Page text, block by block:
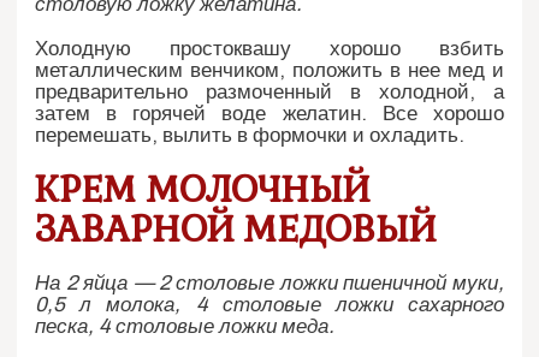
Холодную простоквашу хорошо взбить
металлическим венчиком, положить в нее мед и
предварительно размоченный в холодной, а
затем в горячей воде желатин. Все хорошо
перемешать, вылить в формочки и охладить.
КРЕМ МОЛОЧНЫЙ
ЗАВАРНОЙ МЕДОВЫЙ
На 2 яйца — 2 столовые ложки пшеничной муки,
0,5 л молока, 4 столовые ложки сахарного
песка, 4 столовые ложки меда.